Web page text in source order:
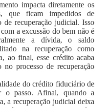
impacta diretamente os
que ficam impedidos de
recuperação judicial. Isso
a excussão do bem não é
a dívida, o saldo
na recuperação como
ao final, esse crédito acaba
processo de recuperação
do crédito fiduciário de
o passo. Afinal, quando a
a recuperação judicial deixa